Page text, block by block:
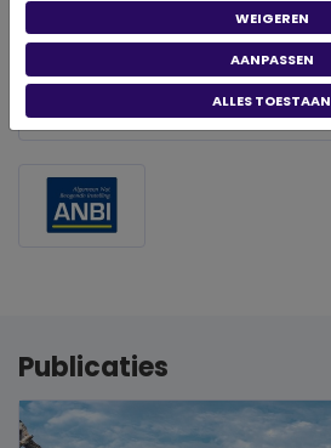
VOLG ONS
Publicaties
WEIGEREN
AANPASSEN
ALLES TOESTAAN